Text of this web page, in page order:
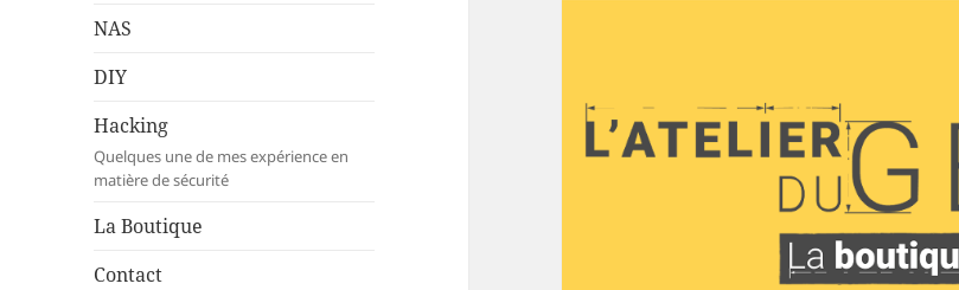
NAS
DIY
Hacking
Quelques une de mes expérience en
matière de sécurité
La Boutique
Contact